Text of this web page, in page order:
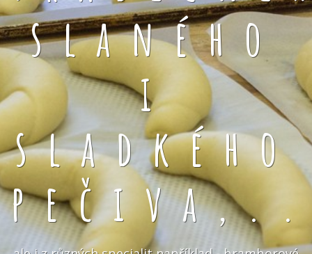
slaného
i
sladkého